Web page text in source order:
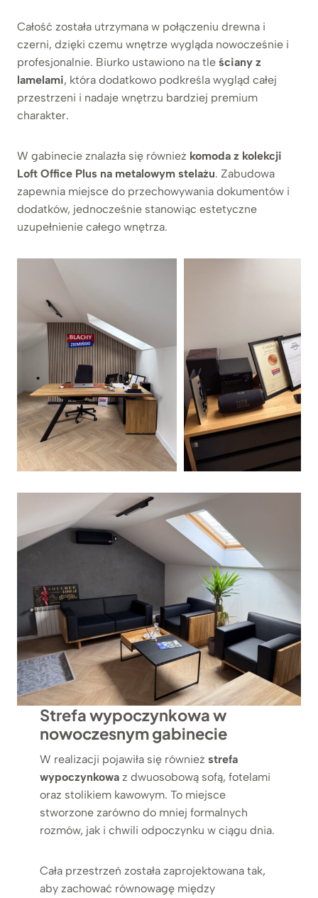
Całość została utrzymana w połączeniu drewna i
czerni, dzięki czemu wnętrze wygląda nowocześnie i
profesjonalnie. Biurko ustawiono na tle ściany z
lamelami, która dodatkowo podkreśla wygląd całej
przestrzeni i nadaje wnętrzu bardziej premium
charakter.
W gabinecie znalazła się również komoda z kolekcji
Loft Office Plus na metalowym stelażu. Zabudowa
zapewnia miejsce do przechowywania dokumentów i
dodatków, jednocześnie stanowiąc estetyczne
uzupełnienie całego wnętrza.
Strefa wypoczynkowa w
nowoczesnym gabinecie
W realizacji pojawiła się również strefa
wypoczynkowa z dwuosobową sofą, fotelami
oraz stolikiem kawowym. To miejsce
stworzone zarówno do mniej formalnych
rozmów, jak i chwili odpoczynku w ciągu dnia.
Cała przestrzeń została zaprojektowana tak,
aby zachować równowagę między